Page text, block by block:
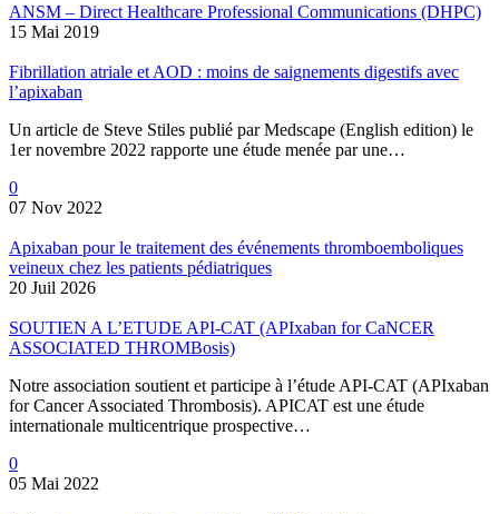
ANSM – Direct Healthcare Professional Communications (DHPC)
15 Mai 2019
Fibrillation atriale et AOD : moins de saignements digestifs avec
l’apixaban
Un article de Steve Stiles publié par Medscape (English edition) le
1er novembre 2022 rapporte une étude menée par une…
0
07 Nov 2022
Apixaban pour le traitement des événements thromboemboliques
veineux chez les patients pédiatriques
20 Juil 2026
SOUTIEN A L’ETUDE API-CAT (APIxaban for CaNCER
ASSOCIATED THROMBosis)
Notre association soutient et participe à l’étude API-CAT (APIxaban
for Cancer Associated Thrombosis). APICAT est une étude
internationale multicentrique prospective…
0
05 Mai 2022